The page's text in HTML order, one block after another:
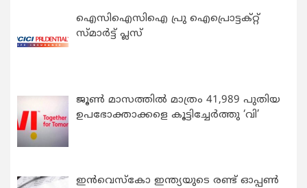
ഐസിഐസിഐ പ്രു ഐപ്രൊട്ടക്റ്റ്
സ്മാർട്ട് പ്ലസ്
ജൂൺ മാസത്തിൽ മാത്രം 41,989 പുതിയ
ഉപഭോക്താക്കളെ കൂട്ടിച്ചേർത്തു ‘വി’
ഇന്‍വെസ്കോ ഇന്ത്യയുടെ രണ്ട് ഓപ്പണ്‍